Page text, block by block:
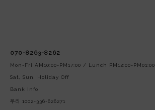
070-8263-8262
Mon-Fri AM10:00-PM17:00 / Lunch PM12:00-PM01:00
Sat, Sun, Holiday Off
Bank Info
우리 1002-336-626271